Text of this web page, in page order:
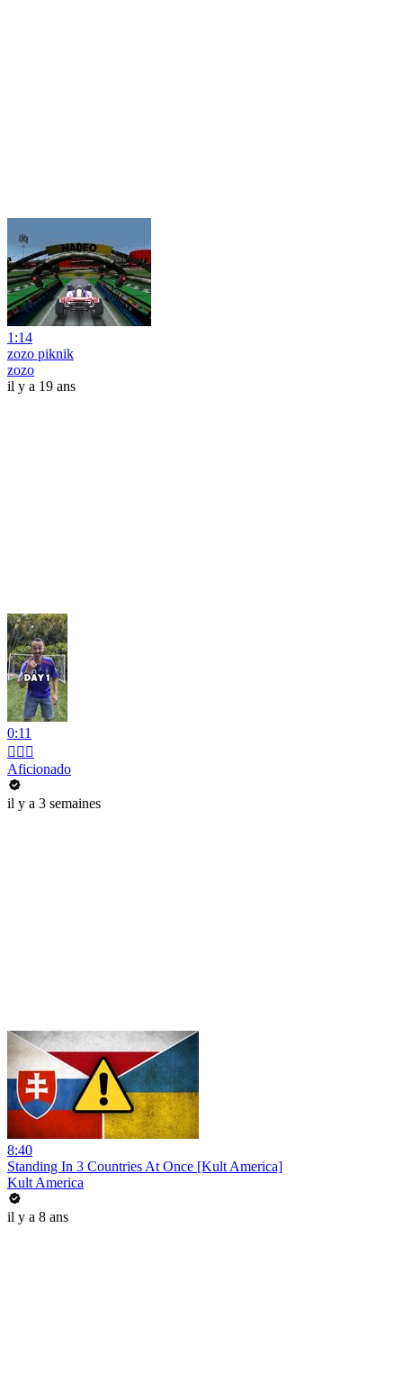
1:14
zozo piknik
zozo
il y a 19 ans
0:11
💇🏻‍♂️
Aficionado
il y a 3 semaines
8:40
Standing In 3 Countries At Once [Kult America]
Kult America
il y a 8 ans